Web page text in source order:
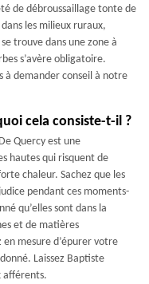
de débroussaillage tonte de
les milieux ruraux,
trouve dans une zone à
s’avère obligatoire.
à demander conseil à notre
cela consiste-t-il ?
Quercy est une
hautes qui risquent de
chaleur. Sachez que les
pendant ces moments-
qu’elles sont dans la
et de matières
en mesure d’épurer votre
Laissez Baptiste
afférents.